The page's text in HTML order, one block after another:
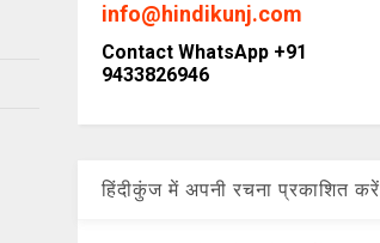
info@hindikunj.com
Contact WhatsApp +91
9433826946
हिंदीकुंज में अपनी रचना प्रकाशित करें